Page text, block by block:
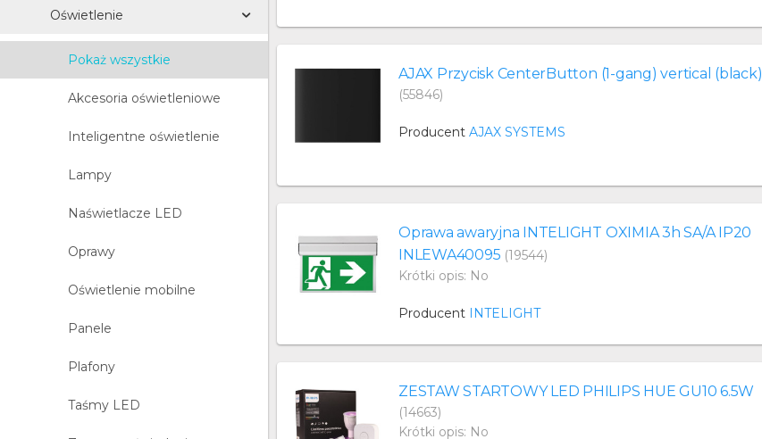
Oświetlenie
Pokaż wszystkie
Akcesoria oświetleniowe
Inteligentne oświetlenie
Lampy
Naświetlacze LED
Oprawy
Oświetlenie mobilne
Panele
Plafony
Taśmy LED
AJAX Przycisk CenterButton (1-gang) vertical (black)
(55846)
Producent AJAX SYSTEMS
Oprawa awaryjna INTELIGHT OXIMIA 3h SA/A IP20
INLEWA40095 (19544)
Krótki opis: No
Producent INTELIGHT
ZESTAW STARTOWY LED PHILIPS HUE GU10 6.5W
(14663)
Krótki opis: No